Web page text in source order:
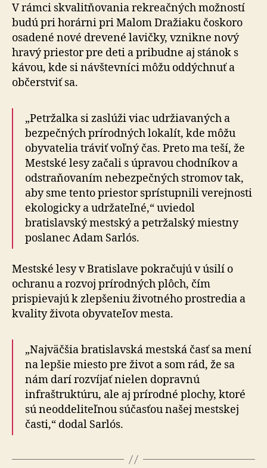
V rámci skvalitňovania rekreačných možností
budú pri horárni pri Malom Dražiaku čoskoro
osadené nové dre­ve­né lavičky, vznikne nový
hravý priestor pre deti a pri­bud­ne aj stánok s
kávou, kde si návštevníci môžu oddýchnuť a
občerstviť sa.
„Petržalka si zaslúži viac udržiavaných a
bezpečných prírodných lokalít, kde môžu
obyvatelia tráviť voľný čas. Preto ma teší, že
Mestské lesy začali s úpravou chodníkov a
odstraňovaním nebezpečných stromov tak,
aby sme tento priestor sprístupnili verejnosti
ekologicky a udržateľné,“ uviedol
bratislavský mestský a petržalský miestny
poslanec Adam Sarlós.
Mestské lesy v Bratislave pokračujú v úsilí o
ochranu a rozvoj prírodných plôch, čím
prispievajú k zlepšeniu životného prostredia a
kvality života obyvateľov mesta.
„Najväčšia bratislavská mestská časť sa mení
na lepšie miesto pre život a som rád, že sa
nám darí rozvíjať nie­len dopravnú
infraštruktúru, ale aj prírodné plochy, ktoré
sú neoddeliteľnou súčasťou našej mestskej
časti,“ dodal Sarlós.